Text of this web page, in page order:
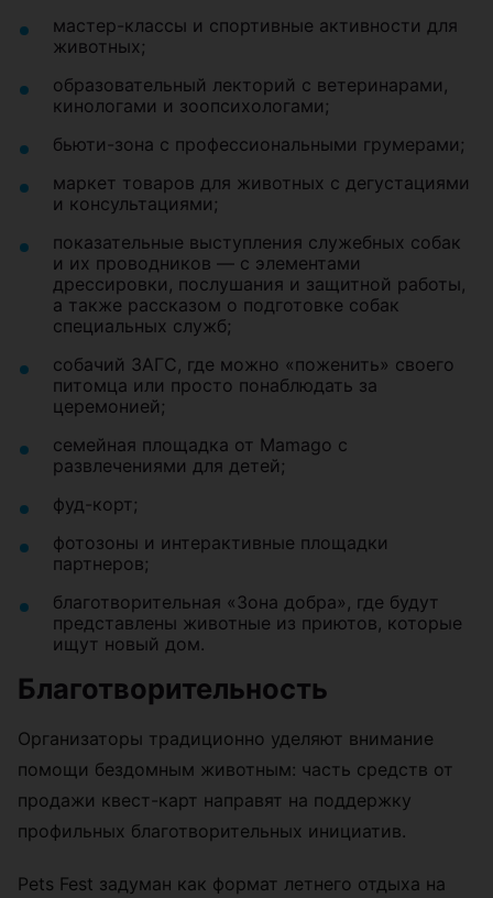
мастер-классы и спортивные активности для
животных;
образовательный лекторий с ветеринарами,
кинологами и зоопсихологами;
бьюти-зона с профессиональными грумерами;
маркет товаров для животных с дегустациями
и консультациями;
показательные выступления служебных собак
и их проводников — с элементами
дрессировки, послушания и защитной работы,
а также рассказом о подготовке собак
специальных служб;
собачий ЗАГС, где можно «поженить» своего
питомца или просто понаблюдать за
церемонией;
семейная площадка от Mamago с
развлечениями для детей;
фуд-корт;
фотозоны и интерактивные площадки
партнеров;
благотворительная «Зона добра», где будут
представлены животные из приютов, которые
ищут новый дом.
Благотворительность
Организаторы традиционно уделяют внимание
помощи бездомным животным: часть средств от
продажи квест-карт направят на поддержку
профильных благотворительных инициатив.
Pets Fest задуман как формат летнего отдыха на